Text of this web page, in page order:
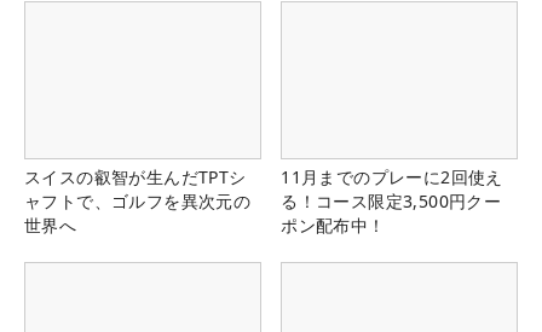
スイスの叡智が生んだTPTシ
ャフトで、ゴルフを異次元の
世界へ
11月までのプレーに2回使え
る！コース限定3,500円クー
ポン配布中！